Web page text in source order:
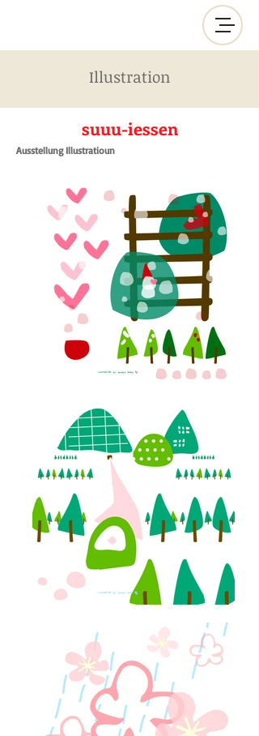
Illustration
suuu-iessen
Ausstellung Illustratioun